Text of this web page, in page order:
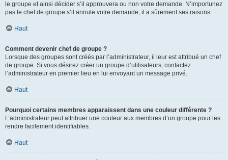
le groupe et ainsi décider s’il approuvera ou non votre demande. N’importunez
pas le chef de groupe s’il annule votre demande, il a sûrement ses raisons.
Haut
Comment devenir chef de groupe ?
Lorsque des groupes sont créés par l’administrateur, il leur est attribué un chef
de groupe. Si vous désirez créer un groupe d’utilisateurs, contactez
l’administrateur en premier lieu en lui envoyant un message privé.
Haut
Pourquoi certains membres apparaissent dans une couleur différente ?
L’administrateur peut attribuer une couleur aux membres d’un groupe pour les
rendre facilement identifiables.
Haut